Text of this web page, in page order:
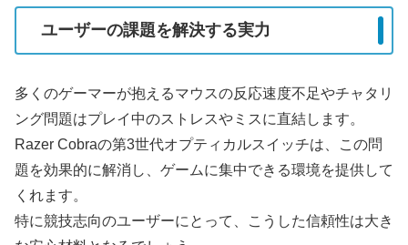
ユーザーの課題を解決する実力
多くのゲーマーが抱えるマウスの反応速度不足やチャタリ
ング問題はプレイ中のストレスやミスに直結します。
Razer Cobraの第3世代オプティカルスイッチは、この問
題を効果的に解消し、ゲームに集中できる環境を提供して
くれます。
特に競技志向のユーザーにとって、こうした信頼性は大き